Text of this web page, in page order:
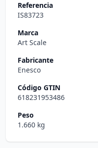
Referencia
IS83723
Marca
Art Scale
Fabricante
Enesco
Código GTIN
618231953486
Peso
1.660 kg